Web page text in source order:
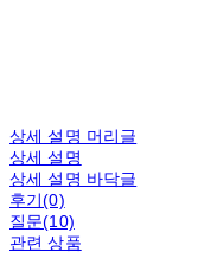
상세 설명 머리글
상세 설명
상세 설명 바닥글
후기(0)
질문(10)
관련 상품